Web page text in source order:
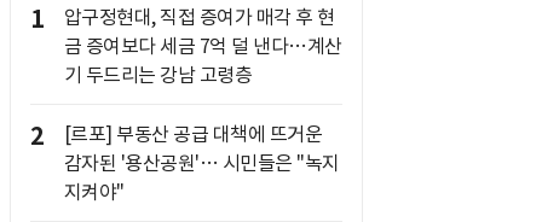
1
압구정현대, 직접 증여가 매각 후 현
금 증여보다 세금 7억 덜 낸다…계산
기 두드리는 강남 고령층
2
[르포] 부동산 공급 대책에 뜨거운
감자된 '용산공원'… 시민들은 "녹지
지켜야"